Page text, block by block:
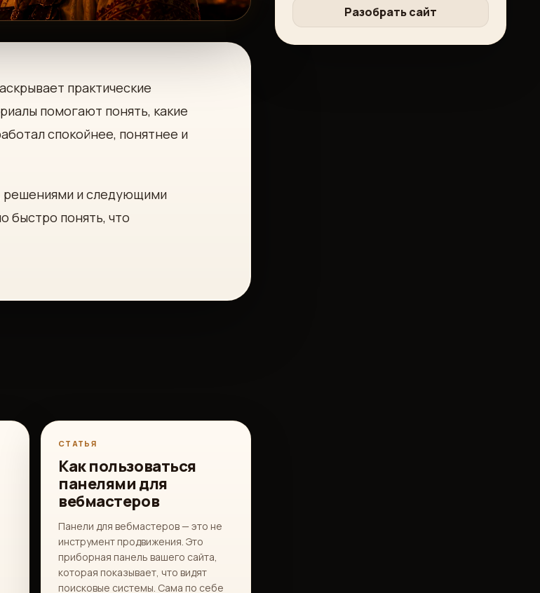
практические
помогают понять, какие
спокойнее, понятнее и
решениями и следующими
быстро понять, что
СТАТЬЯ
Как пользоваться
панелями для
вебмастеров
Панели для вебмастеров — это не
инструмент продвижения. Это
приборная панель вашего сайта,
которая показывает, что видят
поисковые системы. Сама по себе
Разобрать сайт